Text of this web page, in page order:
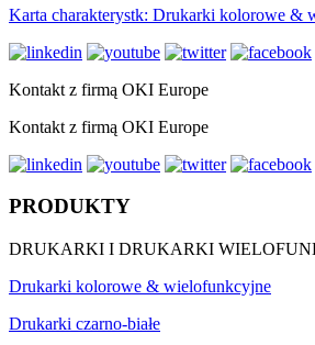
Karta charakterystk: Drukarki kolorowe &
Kontakt z firmą OKI Europe
Kontakt z firmą OKI Europe
PRODUKTY
DRUKARKI I DRUKARKI
Drukarki kolorowe & wielofunkcyjne
Drukarki czarno-białe